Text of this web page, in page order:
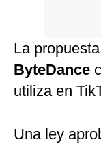
La
ByteDance
utiliza en
Una ley